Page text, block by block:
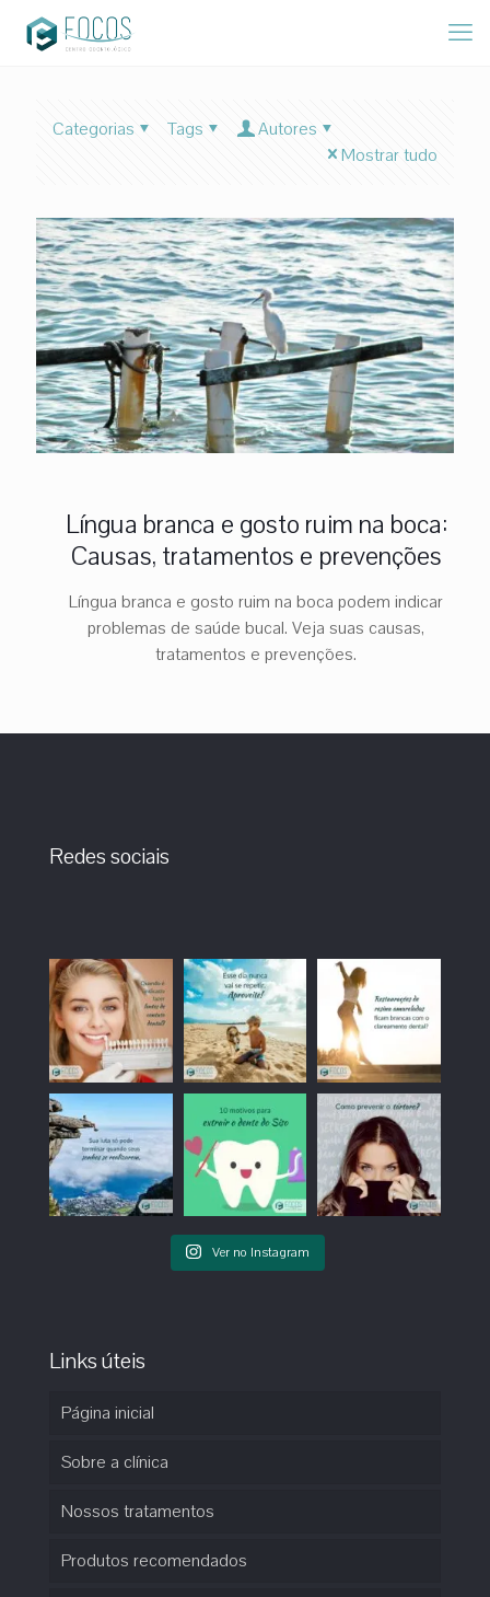
Categorias Tags
Autores
Mostrar tudo
Língua branca e gosto ruim na boca:
Causas, tratamentos e prevenções
Língua branca e gosto ruim na boca podem indicar
problemas de saúde bucal. Veja suas causas,
tratamentos e prevenções.
Redes sociais
Ver no Instagram
Links úteis
Página inicial
Sobre a clínica
Nossos tratamentos
Produtos recomendados